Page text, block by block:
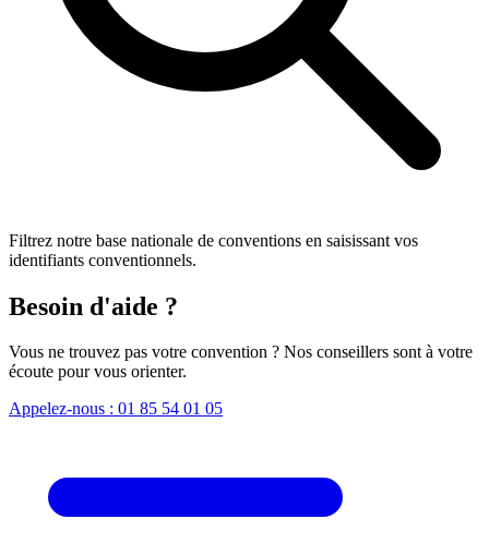
Filtrez notre base nationale de conventions en saisissant vos
identifiants conventionnels.
Besoin d'aide ?
Vous ne trouvez pas votre convention ? Nos conseillers sont à votre
écoute pour vous orienter.
Appelez-nous : 01 85 54 01 05